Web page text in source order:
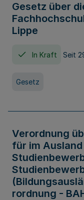
Gesetz über
Lippe
In Kraft Seit
Gesetz
Verordnung
für im
rordnung -